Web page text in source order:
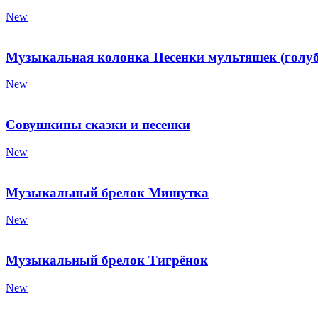
New
Музыкальная колонка Песенки мультяшек
New
Совушкины сказки и песенки
New
Музыкальный брелок Мишутка
New
Музыкальный брелок Тигрёнок
New